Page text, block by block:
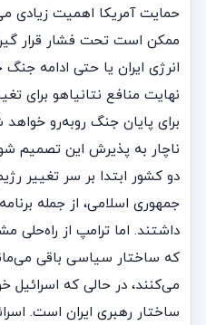
حمایت آمریکا اهمیت زیادی
ممکن است تحت فشار قرار
انرژی ایران یا حتی ادامه جنگ
نهایت منافع نتانیاهو برای
برای پایان جنگ روبه‌رو
ناچار به پذیرش این تصمیم
دو کشور ابتدا بر سر تغییر
جمهوری اسلامی، از جمله
داشتند. اما ترامپ از راه‌حلی
که ساختار سیاسی باقی
می‌کنند، در حالی که اسرائیل
ساختار رهبری ایران است.